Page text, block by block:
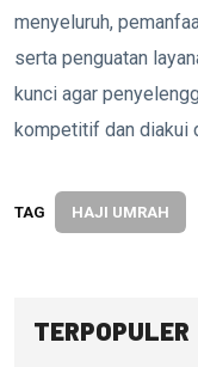
menyeluruh,
serta penguatan
kunci agar
kompetitif dan diakui
TAG HAJI UMRAH
TERPOPULER